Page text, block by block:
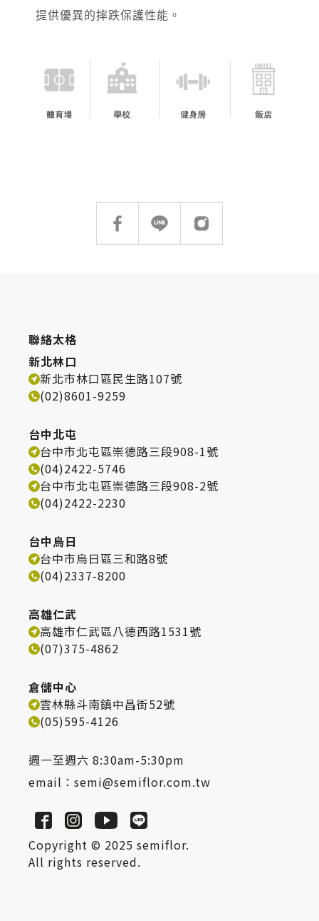
提供優異的摔跌保護性能。
聯絡太格
新北林口
新北市林口區民生路107號
(02)8601-9259
台中北屯
台中市北屯區崇德路三段908-1號
(04)2422-5746
台中市北屯區崇德路三段908-2號
(04)2422-2230
台中烏日
台中市烏日區三和路8號
(04)2337-8200
高雄仁武
高雄市仁武區八德西路1531號
(07)375-4862
倉儲中心
雲林縣斗南鎮中昌街52號
(05)595-4126
週一至週六 8:30am-5:30pm
email： semi@semiflor.com.tw
Copyright © 2025 semiflor.
All rights reserved.